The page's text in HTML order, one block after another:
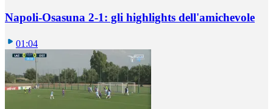
Napoli-Osasuna 2-1: gli highlights dell'amichevole
01:04